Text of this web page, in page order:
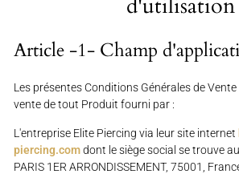
d'utilisation
Article -1- Champ
Les présentes Conditions Générales de Vente
vente de tout Produit fourni par :
L'entreprise Elite Piercing via leur site internet
piercing.comdont le siège social se trouve au
PARIS 1ER ARRONDISSEMENT, 75001,